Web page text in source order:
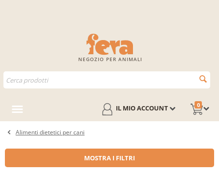
NEGOZIO PER ANIMALI
0
IL MIO ACCOUNT
Alimenti dietetici per cani
MOSTRA I FILTRI